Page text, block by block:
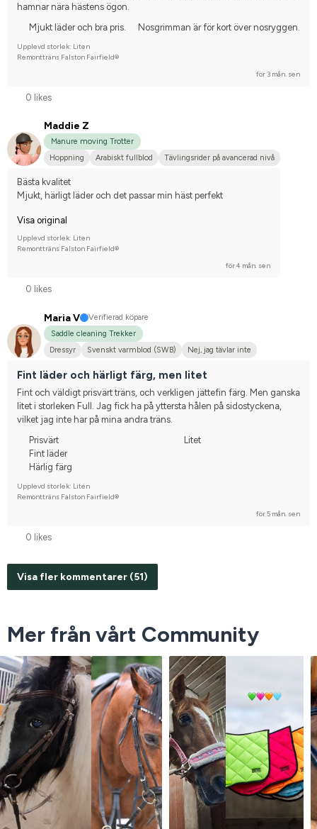
hamnar nära hästens ögon.
Mjukt läder och bra pris.
Nosgrimman är för kort över nosryggen.
Upplevd storlek: Liten
Remontträns Falston Fairfield®
för 3 mån. sen
0 likes
Maddie Z
Manure moving Trotter
Hoppning
Arabiskt fullblod Tävlingsrider på avancerad nivå
Bästa kvalitet
Mjukt, härligt läder och det passar min häst perfekt
Visa original
Upplevd storlek: Liten
Remontträns Falston Fairfield®
för 4 mån. sen
0 likes
Maria V
Verifierad köpare
Saddle cleaning Trekker
Dressyr
Svenskt varmblod (SWB) Nej, jag tävlar inte
Fint läder och härligt färg, men litet
Fint och väldigt prisvärt träns, och verkligen jättefin färg. Men ganska
litet i storleken Full. Jag fick ha på yttersta hålen på sidostyckena,
vilket jag inte har på mina andra träns.
Prisvärt
Fint läder
Härlig färg
Litet
Upplevd storlek: Liten
Remontträns Falston Fairfield®
för 5 mån. sen
0 likes
Visa fler kommentarer (51)
Mer från vårt Community